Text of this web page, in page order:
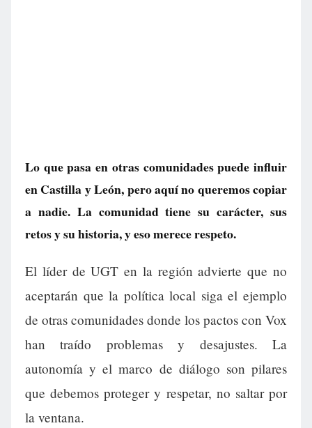
Lo que pasa en otras comunidades puede influir
en Castilla y León, pero aquí no queremos copiar
a nadie. La comunidad tiene su carácter, sus
retos y su historia, y eso merece respeto.
El líder de UGT en la región advierte que no
aceptarán que la política local siga el ejemplo
de otras comunidades donde los pactos con Vox
han traído problemas y desajustes. La
autonomía y el marco de diálogo son pilares
que debemos proteger y respetar, no saltar por
la ventana.